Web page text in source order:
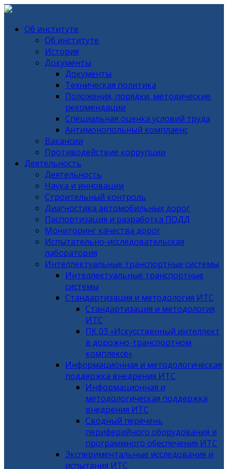
Об институте
Об институте
История
Документы
Документы
Техническая политика
Положения, порядки, методические
рекомендации
Специальная оценка условий труда
Антимонопольный комплаенс
Вакансии
Противодействие коррупции
Деятельность
Деятельность
Наука и инновации
Строительный контроль
Диагностика автомобильных дорог
Паспортизация и разработка ПОДД
Мониторинг качества дорог
Испытательно-исследовательская
лаборатория
Интеллектуальные транспортные системы
Интеллектуальные транспортные
системы
Стандартизация и методология ИТС
Стандартизация и методология
ИТС
ПК 03 «Искусственный интеллект
в дорожно-транспортном
комплексе»
Информационная и методологическая
поддержка внедрения ИТС
Информационная и
методологическая поддержка
внедрения ИТС
Сводный перечень
периферийного оборудования и
программного обеспечения ИТС
Экспериментальные исследования и
испытания ИТС